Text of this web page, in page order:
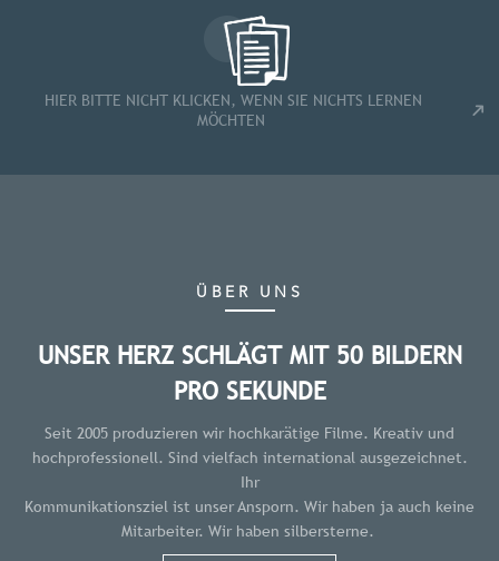
HIER BITTE NICHT KLICKEN, WENN SIE NICHTS LERNEN
MÖCHTEN
ÜBER UNS
UNSER HERZ SCHLÄGT MIT 50 BILDERN
PRO SEKUNDE
Seit 2005 produzieren wir hochkarätige Filme. Kreativ und
hochprofessionell. Sind vielfach international ausgezeichnet.
Ihr
Kommunikationsziel ist unser Ansporn. Wir haben ja auch keine
Mitarbeiter. Wir haben silbersterne.